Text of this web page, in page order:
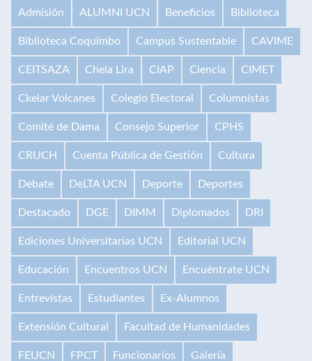
Admisión ALUMNI UCN Beneficios Biblioteca
Biblioteca Coquimbo Campus Sustentable CAVIME
CEITSAZA Chela Lira CIAP Ciencia CIMET
Ckelar Volcanes Colegio Electoral Columnistas
Comité de Dama Consejo Superior CPHS
CRUCH Cuenta Pública de Gestión Cultura
Debate DeLTA UCN Deporte Deportes
Destacado DGE DIMM Diplomados DRI
Ediciones Universitarias UCN Editorial UCN
Educación Encuentros UCN Encuéntrate UCN
Entrevistas Estudiantes Ex-Alumnos
Extensión Cultural Facultad de Humanidades
FEUCN FPCT Funcionarios Galería